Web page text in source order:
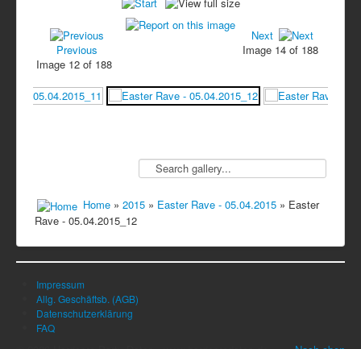
Previous
Image 12 of 188
Next
Image 14 of 188
Home » 2015 » Easter Rave - 05.04.2015 » Easter
Rave - 05.04.2015_12
Impressum
Allg. Geschäftsb. (AGB)
Datenschutzerklärung
FAQ